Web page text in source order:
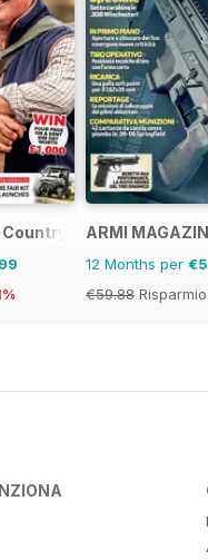
ARMI
12 Months per
€59.88 Risparmio